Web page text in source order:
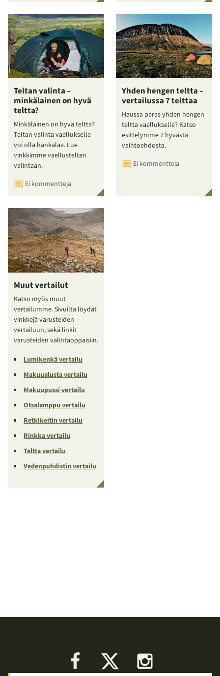
Teltan valinta –
minkälainen on hyvä
teltta?
Minkälainen on hyvä teltta?
Teltan valinta vaellukselle
voi olla hankalaa. Lue
vinkkimme vaellusteltan
valintaan.
Ei kommentteja
Yhden hengen teltta –
vertailussa 7 telttaa
Haussa paras yhden hengen
teltta vaellukselle? Katso
esittelymme 7 hyvästä
vaihtoehdosta.
Ei kommentteja
Muut vertailut
Katso myös muut
vertailumme. Sivuilta löydät
vinkkejä varusteiden
vertailuun, sekä linkit
varusteiden valintaoppaisiin.
Lumikenkä vertailu
Makuualusta vertailu
Makuupussi vertailu
Otsalamppu vertailu
Retkikeitin vertailu
Rinkka vertailu
Teltta vertailu
Vedenpuhdistin vertailu
Facebook